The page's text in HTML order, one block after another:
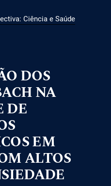
Ciência e Saúde
DOS
NA
DE
EM
ALTOS